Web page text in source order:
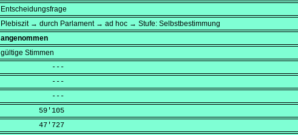
Entscheidungsfrage
Plebiszit → durch Parlament → ad hoc → Stufe: Selbstbestimmung
angenommen
gültige Stimmen
            ---
            ---
            ---
         59'105
         47'727